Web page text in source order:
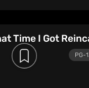
Time I Got
PG-